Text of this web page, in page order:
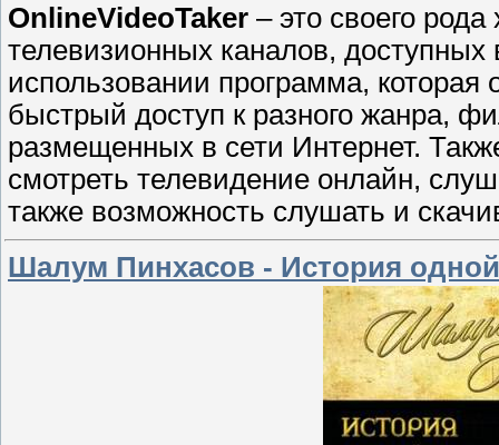
OnlineVideoTaker – это своего
телевизионных каналов,
использовании программа, которая
быстрый доступ к разного жанра,
размещенных в сети Интернет.
смотреть телевидение онлайн,
также возможность слушать и
Шалум Пинхасов - История